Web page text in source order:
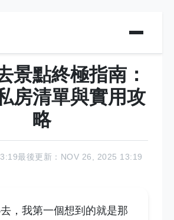
景點終極指南：
房清單與實用攻
略
最後更新：NOV 26, 2025 13:19
，我第一個想到的就是那